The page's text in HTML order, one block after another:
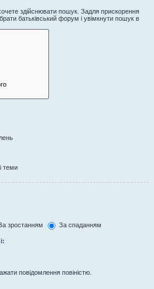
здійснювати пошук. Задля прискорення
батьківський форум і увімкнути пошук в
теми
зростанням
За спаданням
повідомлення повіністю.